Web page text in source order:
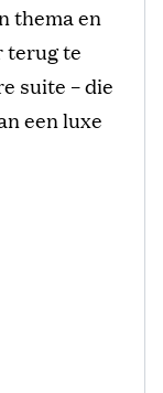
thema en
terug te
suite – die
een luxe